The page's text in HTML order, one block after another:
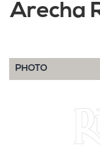
Arecha
PHOTO